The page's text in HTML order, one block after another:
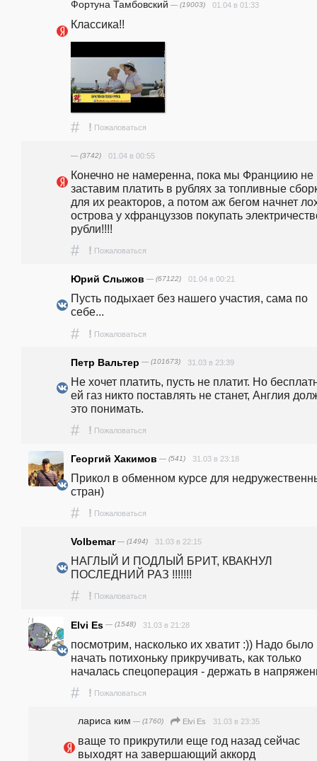
Фортуна Тамбовский — (19003) 01.04 в 01:33
Классика!!
# ! Пожаловаться
— (3742) 01.04 в 00:55
Конечно не намеренна, пока мы Франциию не
заставим платить в рублях за топливные
для их реакторов, а потом аж бегом начнет
острова у хфранцуззов покупать
рубли!!!!
# ! Пожаловаться
Юрий Слыжов — (67122) 01.04 в 00:21
Пусть подыхает без нашего участия, сама по
себе...
# ! Пожаловаться
Петр Вальтер — (101673) 31.03 в 23:39
Не хочет платить, пусть не платит. Но
ей газ никто поставлять не станет, Англия
это понимать.
# ! Пожаловаться
Георгий Хакимов — (541) 31.03 в 23:18
Прикол в обменном курсе для
стран)
# ! Пожаловаться
Volbemar— (1494) 31.03 в 22:15
НАГЛЫЙ И ПОДЛЫЙ БРИТ, КВАКНУЛ
ПОСЛЕДНИЙ РАЗ !!!!!!!
# ! Пожаловаться
Elvi Es — (1548) 31.03 в 21:28
посмотрим, насколько их хватит :)) Надо было
начать потихоньку прикручивать, как только
началась спецоперация - держать в
# ! Пожаловаться
лариса ким — (1760) Elvi Es 31.03 в 23:35
ваще то прикрутили еще год назад сейчас
выходят на завершающий аккорд